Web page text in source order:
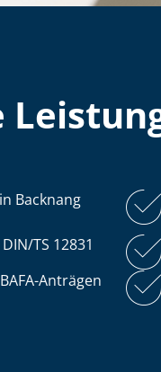
in Backnang
TS 12831
Anträgen